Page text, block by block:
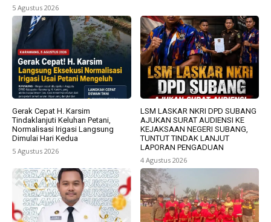
5 Agustus 2026
Gerak Cepat H. Karsim
Tindaklanjuti Keluhan Petani,
Normalisasi Irigasi Langsung
Dimulai Hari Kedua
5 Agustus 2026
LSM LASKAR NKRI DPD SUBANG
AJUKAN SURAT AUDIENSI KE
KEJAKSAAN NEGERI SUBANG,
TUNTUT TINDAK LANJUT
LAPORAN PENGADUAN
4 Agustus 2026